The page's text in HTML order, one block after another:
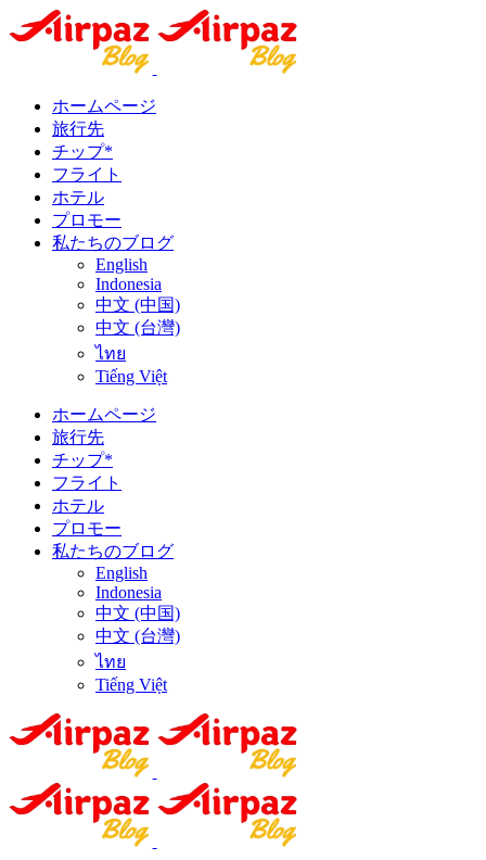
ホームページ
旅行先
チップ*
フライト
ホテル
プロモー
私たちのブログ
English
Indonesia
中文 (中国)
中文 (台灣)
ไทย
Tiếng Việt
ホームページ
旅行先
チップ*
フライト
ホテル
プロモー
私たちのブログ
English
Indonesia
中文 (中国)
中文 (台灣)
ไทย
Tiếng Việt